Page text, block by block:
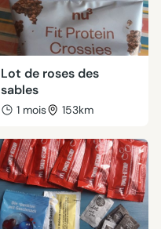
Lot de roses des
sables
1 mois 153km